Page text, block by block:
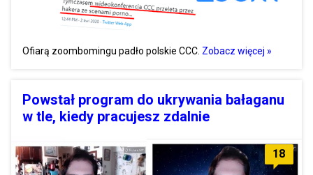
Ofiarą zoombomingu padło polskie CCC. Zobacz więcej »
Powstał program do ukrywania bałaganu
w tle, kiedy pracujesz zdalnie
18